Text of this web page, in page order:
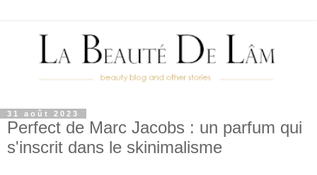
31 août 2023
Perfect de Marc Jacobs : un parfum qui
s'inscrit dans le skinimalisme